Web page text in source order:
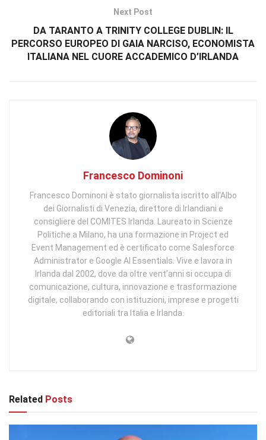
Next Post
DA TARANTO A TRINITY COLLEGE DUBLIN: IL
PERCORSO EUROPEO DI GAIA NARCISO, ECONOMISTA
ITALIANA NEL CUORE ACCADEMICO D’IRLANDA
Francesco Dominoni
Francesco Dominoni è stato giornalista iscritto all’Albo
dei Giornalisti di Venezia, direttore di Irlandiani e
consigliere del COMITES Irlanda. Laureato in Scienze
Politiche a Milano, ha una formazione in Project ed
Event Management ed è certificato come Salesforce
Administrator e Google AI Essentials. Vive e lavora in
Irlanda dal 2002, dove da oltre vent’anni si occupa di
comunicazione, cultura, innovazione e trasformazione
digitale, collaborando con istituzioni, imprese e progetti
editoriali tra Italia e Irlanda.
Related Posts